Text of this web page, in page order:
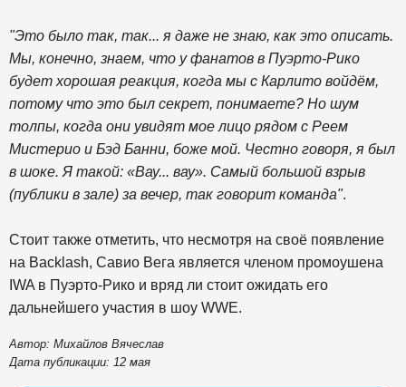
"Это было так, так... я даже не знаю, как это описать.
Мы, конечно, знаем, что у фанатов в Пуэрто-Рико
будет хорошая реакция, когда мы с Карлито войдём,
потому что это был секрет, понимаете? Но шум
толпы, когда они увидят мое лицо рядом с Реем
Мистерио и Бэд Банни, боже мой. Честно говоря, я был
в шоке. Я такой: «Вау... вау». Самый большой взрыв
(публики в зале) за вечер, так говорит команда".
Стоит также отметить, что несмотря на своё появление
на Backlash, Савио Вега является членом промоушена
IWA в Пуэрто-Рико и вряд ли стоит ожидать его
дальнейшего участия в шоу WWE.
Автор: Михайлов Вячеслав
Дата публикации: 12 мая